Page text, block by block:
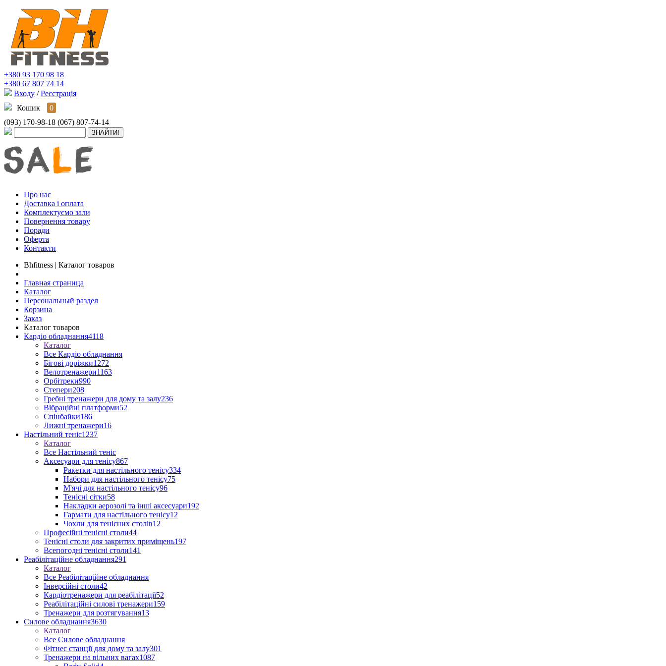
+380 93 170 98 18
+380 67 807 74 14
Входу / Реєстрація
Кошик
0
(093) 170-98-18 (067) 807-74-14
Про нас
Доставка і оплата
Комплектуємо зали
Повернення товару
Поради
Оферта
Контакти
Bhfitness | Каталог товаров
Главная страница
Каталог
Персональный раздел
Корзина
Заказ
Каталог товаров
Кардіо обладнання4118
Каталог
Все Кардіо обладнання
Бігові доріжки1272
Велотренажери1163
Орбітреки990
Степери208
Гребні тренажери для дому та залу236
Вібраційні платформи52
Спінбайки186
Лижні тренажери16
Настільний теніс1237
Каталог
Все Настільний теніс
Аксесуари для тенісу867
Ракетки для настільного тенісу334
Набори для настільного тенісу75
М'ячі для настільного тенісу96
Тенісні сітки58
Накладки аерозолі та інші аксесуари192
Гармати для настільного тенісу12
Чохли для тенісних столів12
Професійні тенісні столи44
Тенісні столи для закритих приміщень197
Всепогодні тенісні столи141
Реабілітаційне обладнання291
Каталог
Все Реабілітаційне обладнання
Інверсійні столи42
Кардіотренажери для реабілітації52
Реабілітаційні силові тренажери159
Тренажери для розтягування13
Силове обладнання3630
Каталог
Все Силове обладнання
Фітнес станції для дому та залу301
Тренажери на вільних вагах1087